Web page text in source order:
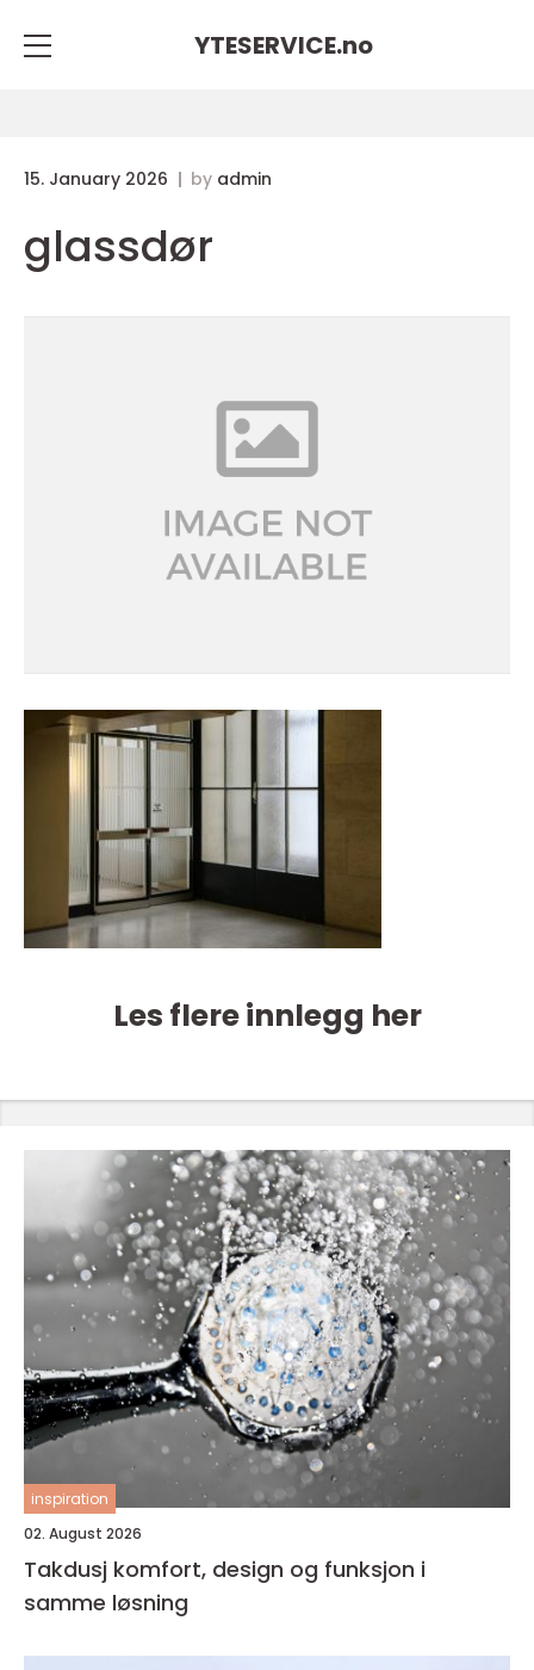
YTESERVICE.no
15. January 2026 by admin
glassdør
Les flere innlegg her
inspiration
02. August 2026
Takdusj komfort, design og funksjon i
samme løsning